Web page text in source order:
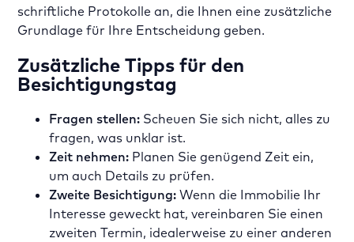
schriftliche Protokolle an, die Ihnen eine zusätzliche
Grundlage für Ihre Entscheidung geben.
Zusätzliche Tipps für den
Besichtigungstag
Fragen stellen: Scheuen Sie sich nicht, alles zu
fragen, was unklar ist.
Zeit nehmen: Planen Sie genügend Zeit ein,
um auch Details zu prüfen.
Zweite Besichtigung: Wenn die Immobilie Ihr
Interesse geweckt hat, vereinbaren Sie einen
zweiten Termin, idealerweise zu einer anderen